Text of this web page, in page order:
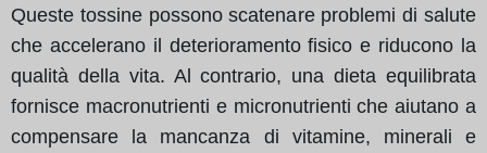
Queste tossine possono scatenare problemi di salute
che accelerano il deterioramento fisico e riducono la
qualità della vita. Al contrario, una dieta equilibrata
fornisce macronutrienti e micronutrienti che aiutano a
compensare la mancanza di vitamine, minerali e